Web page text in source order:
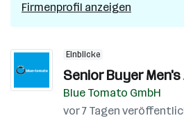
Firmenprofil anzeigen
Einblicke
Senior Buyer Men's
Blue Tomato GmbH
vor 7 Tagen